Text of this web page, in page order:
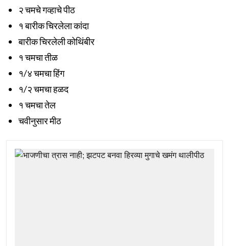
२ चमचे गव्हाचे पीठ
१ बारीक चिरलेला कांदा
बारीक चिरलेली कोथिंबीर
१ चमचा तीळ
१/४ चमचा हिंग
१/२ चमचा हळद
१ चमचा तेल
चवीनुसार मीठ